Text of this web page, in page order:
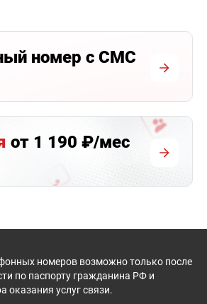
номер с СМС
от 1 190 ₽/мес
номеров возможно только после
по паспорту гражданина РФ и
оказания услуг связи.